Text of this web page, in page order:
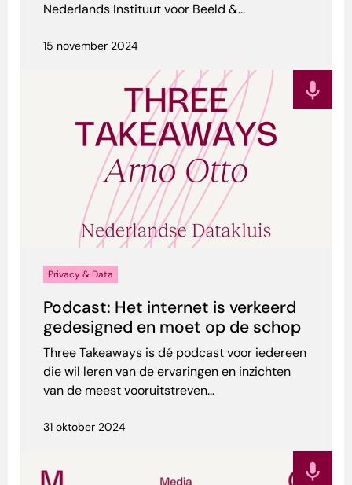
Nederlands Instituut voor Beeld &...
15 november 2024
Privacy & Data
Podcast: Het internet is verkeerd
gedesigned en moet op de schop
Three Takeaways is dé podcast voor iedereen
die wil leren van de ervaringen en inzichten
van de meest vooruitstreven...
31 oktober 2024